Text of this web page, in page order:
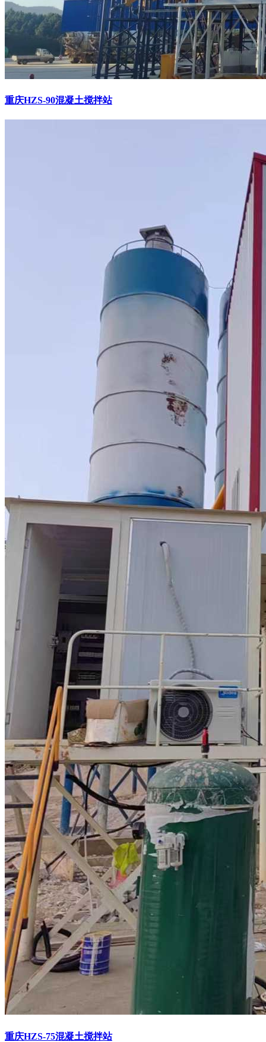
重庆HZS-90混凝土搅拌站
重庆HZS-75混凝土搅拌站